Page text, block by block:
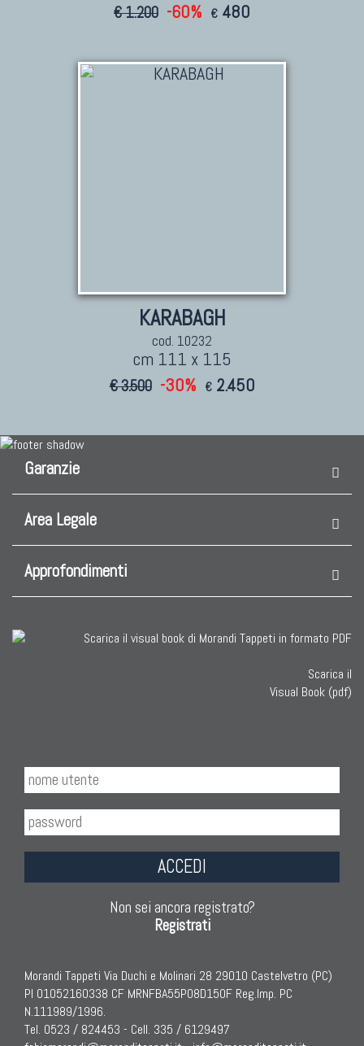
€ 1.200 -60% € 480
KARABAGH
cod. 10232
cm 111 x 115
€ 3.500 -30% € 2.450
Garanzie
Area Legale
Approfondimenti
Scarica il
Visual Book (pdf)
ACCEDI
Non sei ancora registrato?
Registrati
Morandi Tappeti Via Duchi e Molinari 28 29010 Castelvetro (PC)
PI 01052160338 CF MRNFBA55P08D150F Reg.Imp. PC
N.111989/1996.
Tel. 0523 / 824453 - Cell. 335 / 6129497